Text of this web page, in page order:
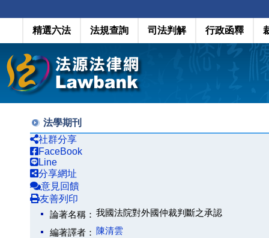
精選六法 法規查詢 司法判解 行政函釋
法學期刊
社群分享
FaceBook
Line
分享網址
意見回饋
友善列印
論著名稱： 我國法院對外國仲裁判斷之承認
編著譯者：
陳清雲